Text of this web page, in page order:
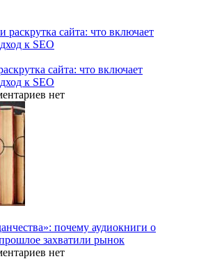
сайта: что включает
к SEO
нет
почему аудиокниги о
захватили рынок
нет